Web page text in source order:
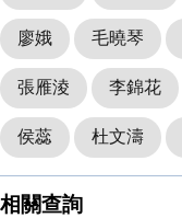
廖娥 毛曉琴
張雁淩 李錦花
侯蕊 杜文濤
相關查詢